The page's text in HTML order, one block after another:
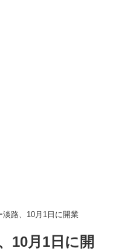
淡路、10月1日に開業
10月1日に開